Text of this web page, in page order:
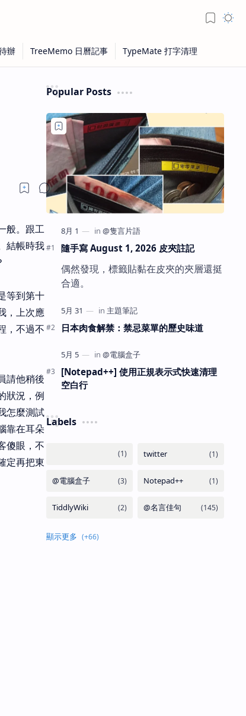
般。跟工
結帳時我
等到第十
，上次應
，不過不
請他稍後
狀況，例
怎麼測試
靠在耳朵
傻眼，不
定再把東
Popular Posts
隨手寫 August 1, 2026 皮夾註記
偶然發現，標籤貼黏在皮夾的夾層還挺
合適。
日本肉食解禁：禁忌菜單的歷史味道
[Notepad++] 使用正規表示式快速清理
空白行
Labels